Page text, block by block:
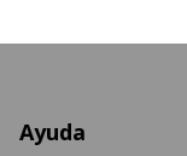
Ayuda